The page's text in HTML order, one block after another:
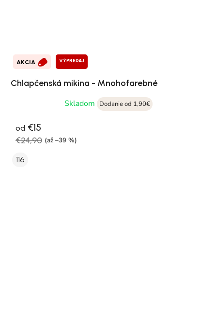
AKCIA VÝPREDAJ
Chlapčenská mikina - Mnohofarebné
Skladom
Dodanie od 1,90€
od €15
€24,90 (až –39 %)
116